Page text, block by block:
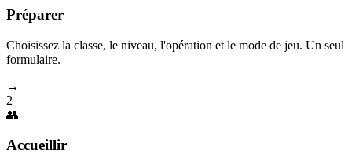
Préparer
Choisissez la classe, le niveau, l'opération et le mode de jeu. Un seul
formulaire.
→
2
👥
Accueillir